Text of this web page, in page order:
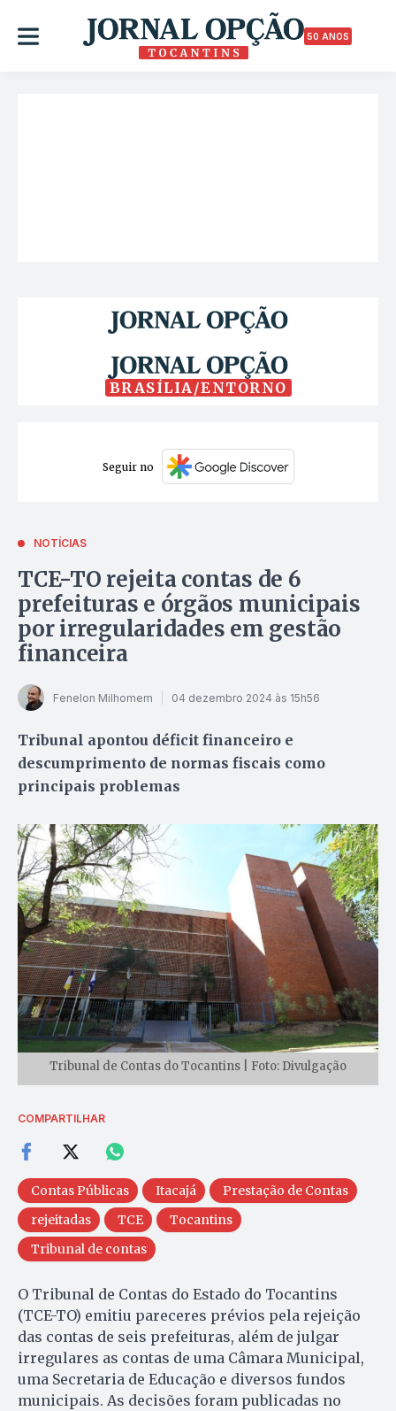
50 ANOS
BRASÍLIA/ENTORNO
Seguir no
NOTÍCIAS
TCE-TO rejeita contas de 6
prefeituras e órgãos municipais
por irregularidades em gestão
financeira
Fenelon Milhomem 04 dezembro 2024 às 15h56
Tribunal apontou déficit financeiro e
descumprimento de normas fiscais como
principais problemas
Tribunal de Contas do Tocantins | Foto: Divulgação
COMPARTILHAR
Contas Públicas Itacajá
Prestação de Contas
rejeitadas
TCE
Tocantins
Tribunal de contas
O Tribunal de Contas do Estado do Tocantins
(TCE-TO) emitiu pareceres prévios pela rejeição
das contas de seis prefeituras, além de julgar
irregulares as contas de uma Câmara Municipal,
uma Secretaria de Educação e diversos fundos
municipais. As decisões foram publicadas no